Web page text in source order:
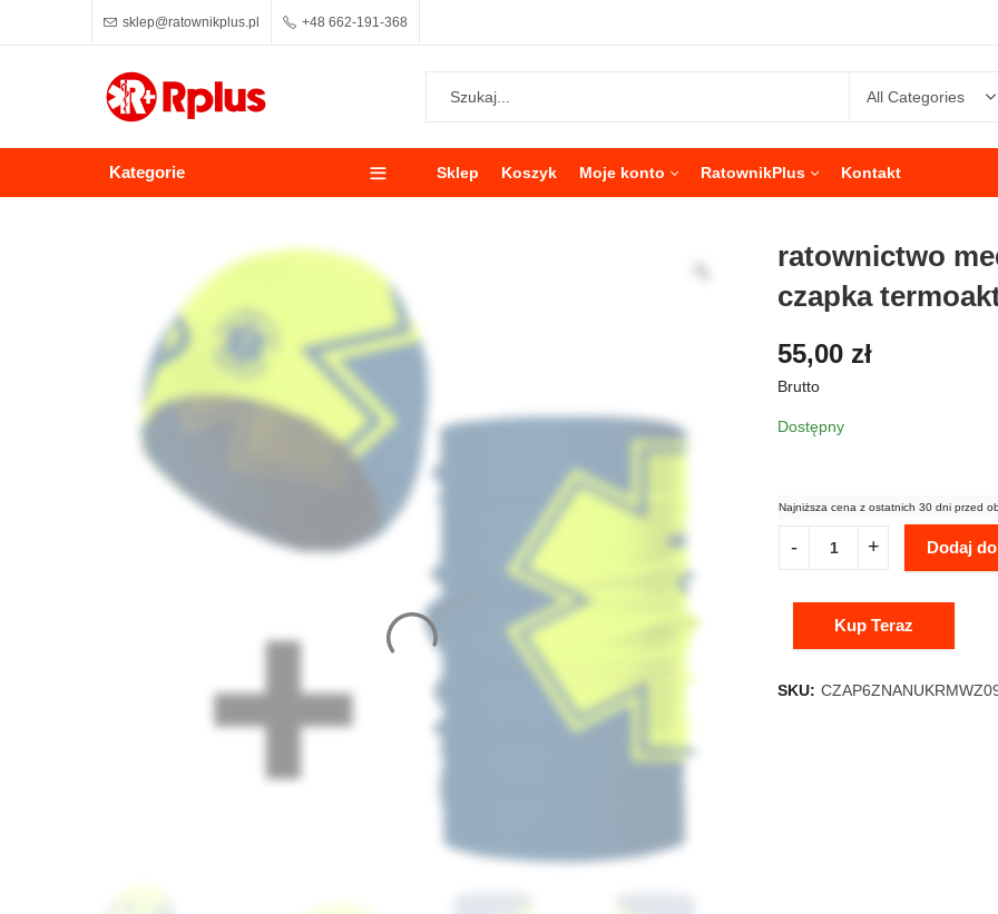
sklep@ratownikplus.pl +48 662-191-368
Kategorie Sklep Koszyk Moje konto RatownikPlus Kontakt
ratownictwo
czapka
55,00 zł
Brutto
Dostępny
Najniższa cena z ostatnich 30 dni przed
Dodaj
Kup Teraz
SKU: